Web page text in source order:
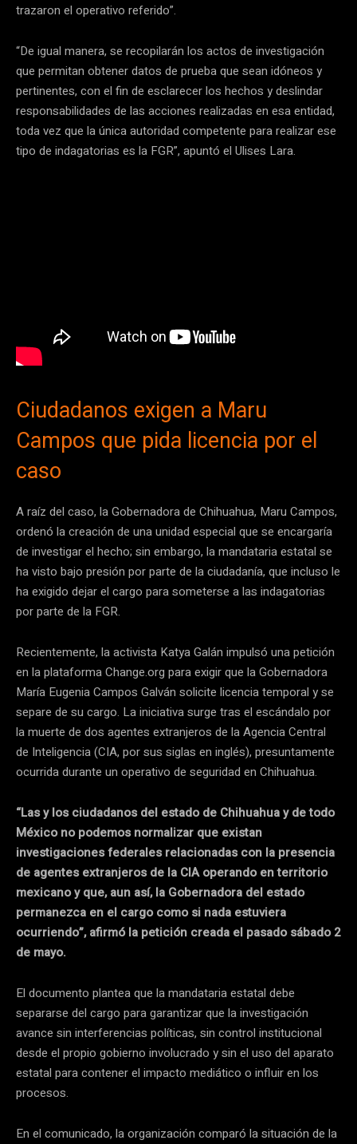
trazaron el operativo referido”.
“De igual manera, se recopilarán los actos de investigación
que permitan obtener datos de prueba que sean idóneos y
pertinentes, con el fin de esclarecer los hechos y deslindar
responsabilidades de las acciones realizadas en esa entidad,
toda vez que la única autoridad competente para realizar ese
tipo de indagatorias es la FGR”, apuntó el Ulises Lara.
Ciudadanos exigen a Maru
Campos que pida licencia por el
caso
A raíz del caso, la Gobernadora de Chihuahua, Maru Campos,
ordenó la creación de una unidad especial que se encargaría
de investigar el hecho; sin embargo, la mandataria estatal se
ha visto bajo presión por parte de la ciudadanía, que incluso le
ha exigido dejar el cargo para someterse a las indagatorias
por parte de la FGR.
Recientemente, la activista Katya Galán impulsó una petición
en la plataforma Change.org para exigir que la Gobernadora
María Eugenia Campos Galván solicite licencia temporal y se
separe de su cargo. La iniciativa surge tras el escándalo por
la muerte de dos agentes extranjeros de la Agencia Central
de Inteligencia (CIA, por sus siglas en inglés), presuntamente
ocurrida durante un operativo de seguridad en Chihuahua.
“Las y los ciudadanos del estado de Chihuahua y de todo
México no podemos normalizar que existan
investigaciones federales relacionadas con la presencia
de agentes extranjeros de la CIA operando en territorio
mexicano y que, aun así, la Gobernadora del estado
permanezca en el cargo como si nada estuviera
ocurriendo”, afirmó la petición creada el pasado sábado 2
de mayo.
El documento plantea que la mandataria estatal debe
separarse del cargo para garantizar que la investigación
avance sin interferencias políticas, sin control institucional
desde el propio gobierno involucrado y sin el uso del aparato
estatal para contener el impacto mediático o influir en los
procesos.
En el comunicado, la organización comparó la situación de la